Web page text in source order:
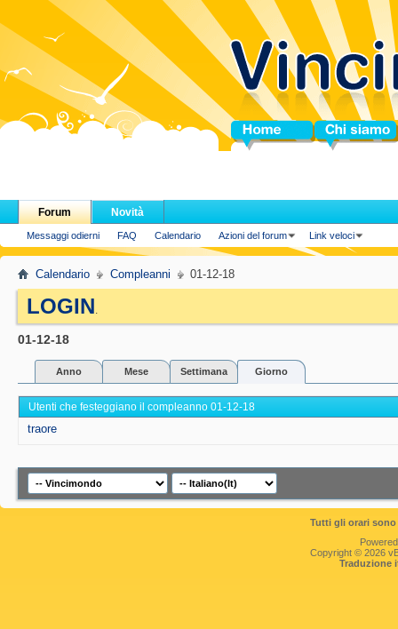
Home Chi siamo
Forum
Messaggi odierni FAQ Calendario Azioni del forum Link veloci
Novità
Calendario Compleanni 01-12-18
LOGIN.
01-12-18
Anno Mese Settimana Giorno
Utenti che festeggiano il compleanno 01-12-18
traore
Tutti gli orari
Copyright © 2026
Traduzione